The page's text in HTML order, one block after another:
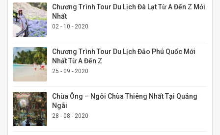
Chương Trình Tour Du Lịch Đà Lạt Từ A Đến Z Mới
Nhất
02 - 10 - 2020
Chương Trình Tour Du Lịch Đảo Phú Quốc Mới
Nhất Từ A Đến Z
25 - 09 - 2020
Chùa Ông – Ngôi Chùa Thiêng Nhất Tại Quảng
Ngãi
28 - 08 - 2020